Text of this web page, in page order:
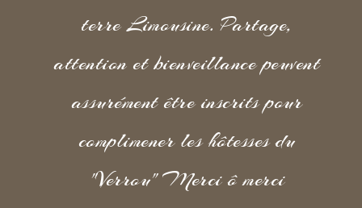
terre Limousine. Partage,
attention et bienveillance peuvent
assurément être inscrits pour
complimener les hôtesses du
"Verrou" Merci ô merci